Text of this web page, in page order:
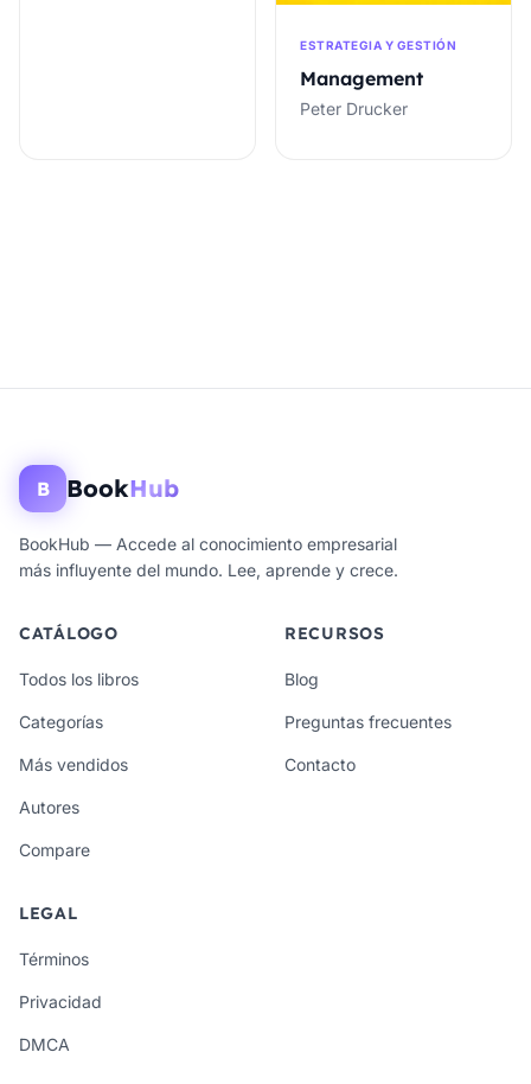
ESTRATEGIA Y GESTIÓN
Management
Peter Drucker
B BookHub
BookHub — Accede al conocimiento empresarial
más influyente del mundo. Lee, aprende y crece.
CATÁLOGO
Todos los libros
Categorías
Más vendidos
Autores
Compare
RECURSOS
Blog
Preguntas frecuentes
Contacto
LEGAL
Términos
Privacidad
DMCA